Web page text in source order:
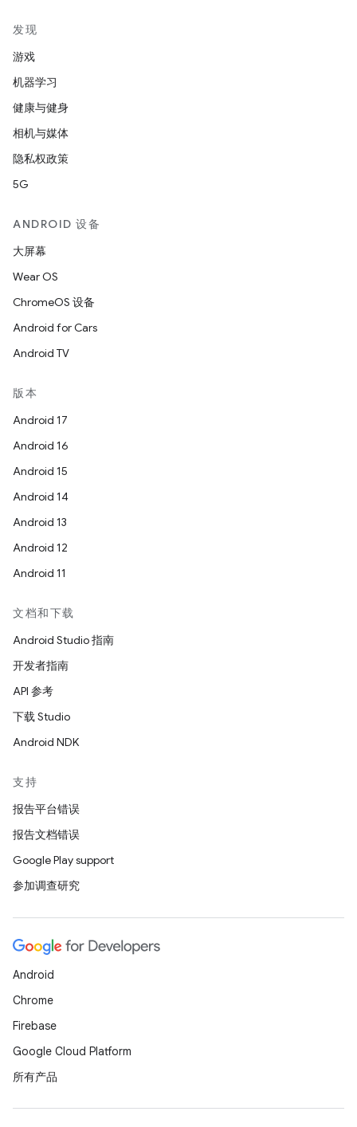
发现
游戏
机器学习
健康与健身
相机与媒体
隐私权政策
5G
ANDROID 设备
大屏幕
Wear OS
ChromeOS 设备
Android for Cars
Android TV
版本
Android 17
Android 16
Android 15
Android 14
Android 13
Android 12
Android 11
文档和下载
Android Studio 指南
开发者指南
API 参考
下载 Studio
Android NDK
支持
报告平台错误
报告文档错误
Google Play support
参加调查研究
Android
Chrome
Firebase
Google Cloud Platform
所有产品